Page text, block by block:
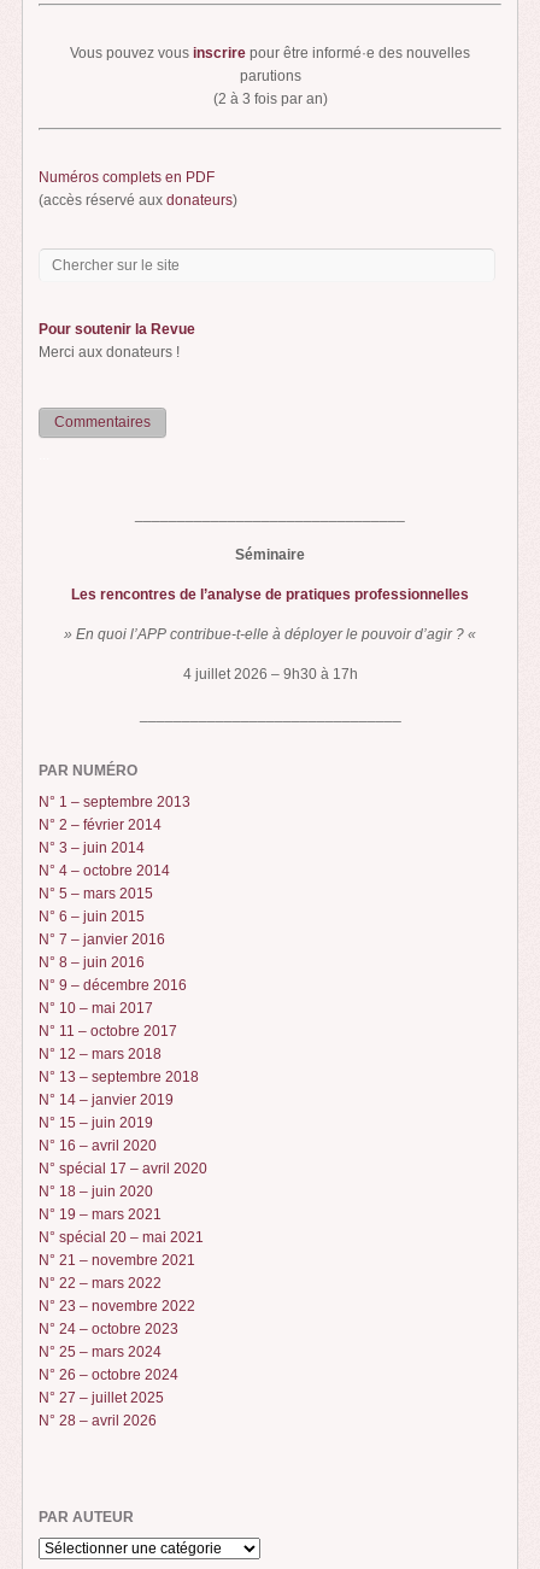
Vous pouvez vous inscrire pour être informé·e des nouvelles
parutions
(2 à 3 fois par an)
Numéros complets en PDF
(accès réservé auxdonateurs)
Pour soutenir la Revue
Merci aux donateurs !
Commentaires
Séminaire
Les rencontres de l’analyse de pratiques professionnelles
» En quoi l’APP contribue-t-elle à déployer le pouvoir d’agir ? «
4 juillet 2026 – 9h30 à 17h
PAR NUMÉRO
N° 1 – septembre 2013
N° 2 – février 2014
N° 3 – juin 2014
N° 4 – octobre 2014
N° 5 – mars 2015
N° 6 – juin 2015
N° 7 – janvier 2016
N° 8 – juin 2016
N° 9 – décembre 2016
N° 10 – mai 2017
N° 11 – octobre 2017
N° 12 – mars 2018
N° 13 – septembre 2018
N° 14 – janvier 2019
N° 15 – juin 2019
N° 16 – avril 2020
N° spécial 17 – avril 2020
N° 18 – juin 2020
N° 19 – mars 2021
N° spécial 20 – mai 2021
N° 21 – novembre 2021
N° 22 – mars 2022
N° 23 – novembre 2022
N° 24 – octobre 2023
N° 25 – mars 2024
N° 26 – octobre 2024
N° 27 – juillet 2025
N° 28 – avril 2026
PAR AUTEUR